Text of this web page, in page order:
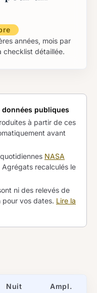
années, mois par
checklist détaillée.
publiques
à partir de ces
avant
NASA
recalculés le
ni des relevés de
pour vos dates. Lire la
Nuit Ampl.